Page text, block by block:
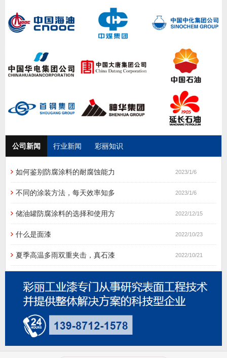
公司新闻 行业新闻 彩丽知识
如何鉴别防腐涂料的耐腐蚀能力 2023/1/6
不同的涂装方法，每天效率知多 2023/1/6
储油罐防腐涂料的选择和使用方 2022/12/15
什么是面漆 2022/10/23
夏季高温多雨双重夹击，真石漆 2022/10/21